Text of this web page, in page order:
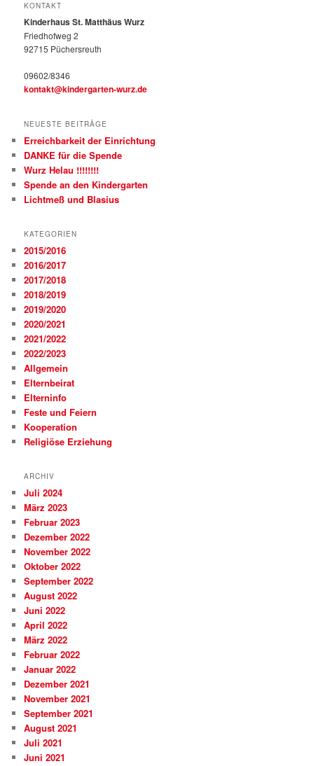
KONTAKT
Kinderhaus St. Matthäus Wurz
Friedhofweg 2
92715 Püchersreuth
09602/8346
kontakt@kindergarten-wurz.de
NEUESTE BEITRÄGE
Erreichbarkeit der Einrichtung
DANKE für die Spende
Wurz Helau !!!!!!!!
Spende an den Kindergarten
Lichtmeß und Blasius
KATEGORIEN
2015/2016
2016/2017
2017/2018
2018/2019
2019/2020
2020/2021
2021/2022
2022/2023
Allgemein
Elternbeirat
Elterninfo
Feste und Feiern
Kooperation
Religiöse Erziehung
ARCHIV
Juli 2024
März 2023
Februar 2023
Dezember 2022
November 2022
Oktober 2022
September 2022
August 2022
Juni 2022
April 2022
März 2022
Februar 2022
Januar 2022
Dezember 2021
November 2021
September 2021
August 2021
Juli 2021
Juni 2021